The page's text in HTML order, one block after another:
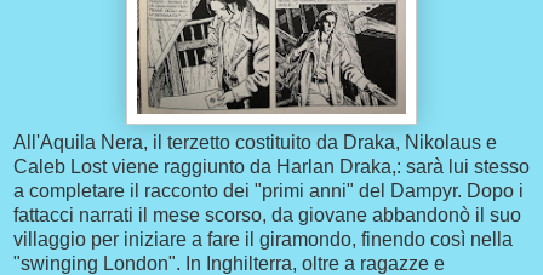
All'Aquila Nera, il terzetto costituito da Draka, Nikolaus e
Caleb Lost viene raggiunto da Harlan Draka,: sarà lui stesso
a completare il racconto dei "primi anni" del Dampyr. Dopo i
fattacci narrati il mese scorso, da giovane abbandonò il suo
villaggio per iniziare a fare il giramondo, finendo così nella
"swinging London". In Inghilterra, oltre a ragazze e